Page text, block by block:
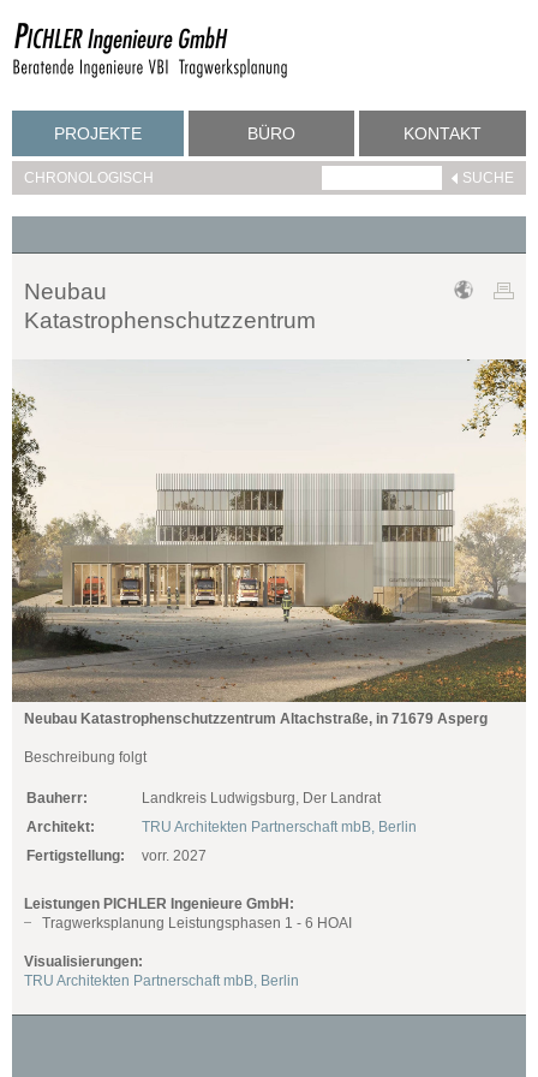
PROJEKTE BÜRO KONTAKT
CHRONOLOGISCH
Neubau
Katastrophenschutzzentrum
Neubau Katastrophenschutzzentrum Altachstraße, in 71679 Asperg
Beschreibung folgt
Bauherr:
Landkreis Ludwigsburg, Der Landrat
Architekt:
TRU Architekten Partnerschaft mbB, Berlin
Fertigstellung:
vorr. 2027
Leistungen PICHLER Ingenieure GmbH:
Tragwerksplanung Leistungsphasen 1 - 6 HOAI
Visualisierungen:
TRU Architekten Partnerschaft mbB, Berlin